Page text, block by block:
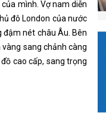
mình. Vợ nam diễn
đô London của nước
đậm nét châu Âu. Bên
sang chảnh càng
cao cấp, sang trọng